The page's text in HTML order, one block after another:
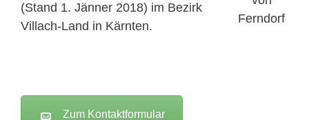
(Stand 1. Jänner 2018) im Bezirk
Villach-Land in Kärnten.
Zum Kontaktformular